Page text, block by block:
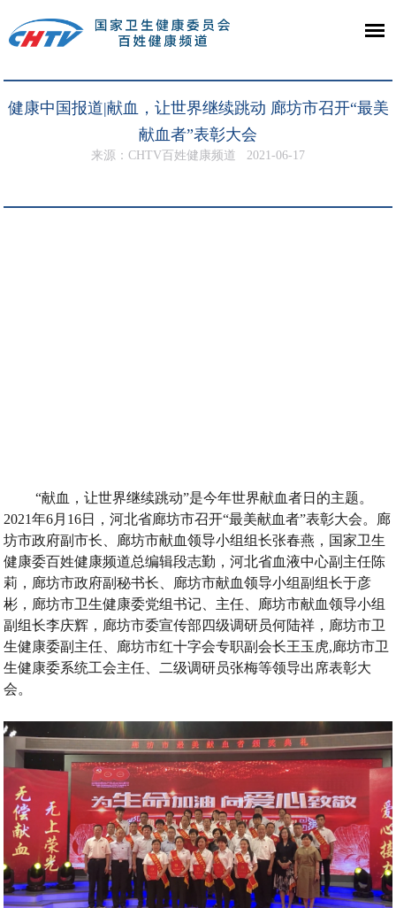
健康中国报道|献血，让世界继续跳动 廊坊市召开“最美
献血者”表彰大会
来源：CHTV百姓健康频道 2021-06-17
“献血 ，让世界继续跳动”是今年世界献血者日的主题。
2021年6月 16日 ，河北省廊坊市召开“最美献血者”表彰大会。 廊
坊市政府副市长
廊坊市献血领导小组组长张春燕 ， 国家卫生
健康委百姓健康频道总编辑段志勤 ，河北省血液中心副主任陈
莉 ， 廊坊市政府副秘书长
廊坊市献血领导小组副组长于彦
彬 ， 廊坊市卫生健康委党组书记 主任
廊坊市献血领导小组
副组长李庆辉 ， 廊坊市委宣传部四级调研员何陆祥 ， 廊坊市卫
生健康委副主任
廊坊市红十字会专职副会长王玉虎,廊坊市卫
生健康委系统工会主任
二级调研员张梅等领导出席表彰大
会。